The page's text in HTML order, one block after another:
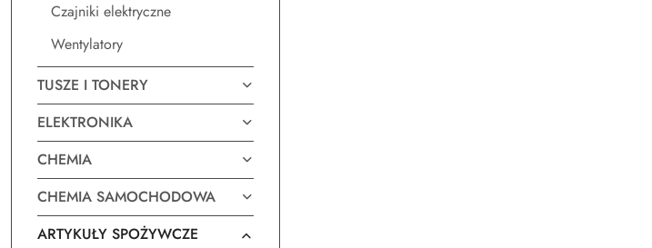
Czajniki elektryczne
Wentylatory
TUSZE I TONERY
ELEKTRONIKA
CHEMIA
CHEMIA SAMOCHODOWA
ARTYKUŁY SPOŻYWCZE